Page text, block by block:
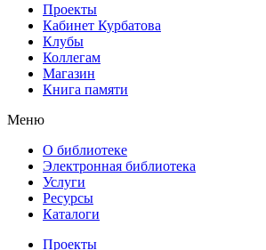
Проекты
Кабинет Курбатова
Клубы
Коллегам
Магазин
Книга памяти
Меню
О библиотеке
Электронная библиотека
Услуги
Ресурсы
Каталоги
Проекты